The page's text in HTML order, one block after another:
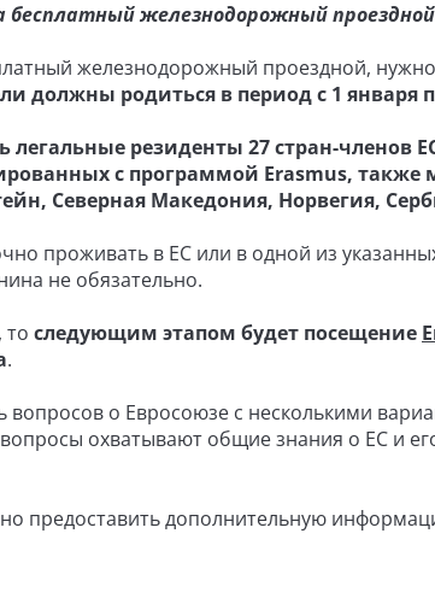
бесплатный железнодорожный
железнодорожный проездной, нужно
должны родиться в период с 1 января
легальные резиденты 27 стран-членов
с программой Erasmus, также
Северная Македония, Норвегия,
проживать в ЕС или в одной из
не обязательно.
то следующим этапом будет посещение
.
вопросов о Евросоюзе с несколькими
охватывают общие знания о ЕС и
предоставить дополнительную